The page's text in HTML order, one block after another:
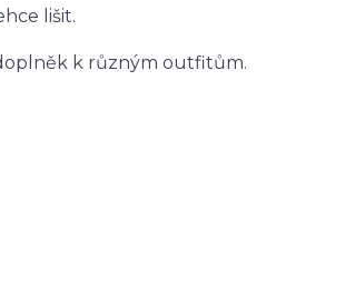
lišit.
k různým outfitům.